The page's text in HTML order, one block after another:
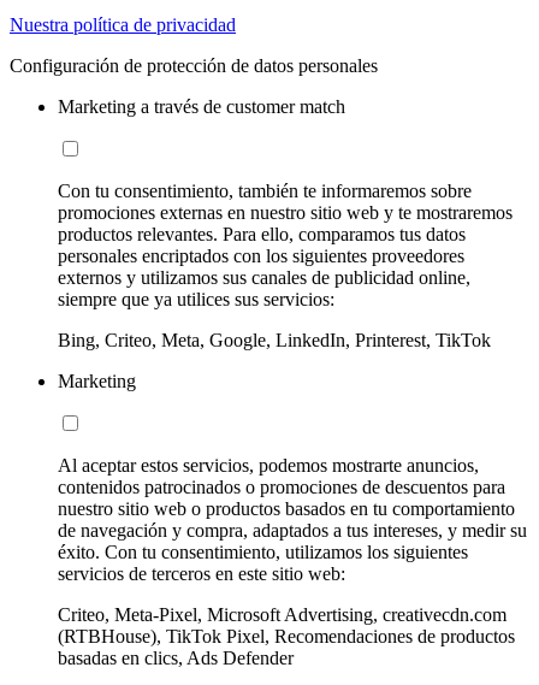
Nuestra política de privacidad
Configuración de protección de datos personales
Marketing a través de customer match
Con tu consentimiento, también te informaremos sobre
promociones externas en nuestro sitio web y te mostraremos
productos relevantes. Para ello, comparamos tus datos
personales encriptados con los siguientes proveedores
externos y utilizamos sus canales de publicidad online,
siempre que ya utilices sus servicios:
Bing, Criteo, Meta, Google, LinkedIn, Printerest, TikTok
Marketing
Al aceptar estos servicios, podemos mostrarte anuncios,
contenidos patrocinados o promociones de descuentos para
nuestro sitio web o productos basados en tu comportamiento
de navegación y compra, adaptados a tus intereses, y medir su
éxito. Con tu consentimiento, utilizamos los siguientes
servicios de terceros en este sitio web:
Criteo, Meta-Pixel, Microsoft Advertising, creativecdn.com
(RTBHouse), TikTok Pixel, Recomendaciones de productos
basadas en clics, Ads Defender